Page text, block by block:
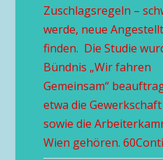
Zuschlagsregeln –
werde, neue
finden. Die Studie
Bündnis „Wir fahren
Gemeinsam“
etwa die
sowie die
Wien gehören.